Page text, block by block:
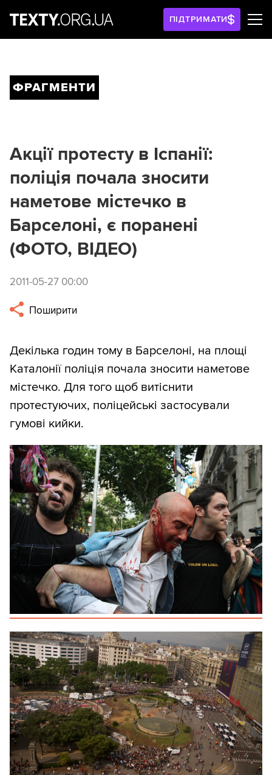
ПІДТРИМАТИ
ФРАГМЕНТИ
Акції протесту в Іспанії:
поліція почала зносити
наметове містечко в
Барселоні, є поранені
(ФОТО, ВІДЕО)
2011-05-27 00:00
Поширити
Декілька годин тому в Барселоні, на площі
Каталонії поліція почала зносити наметове
містечко. Для того щоб витіснити
протестуючих, поліцейські застосували
гумові кийки.